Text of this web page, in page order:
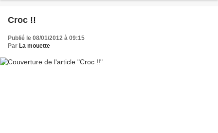
Croc !!
Publié le 08/01/2012 à 09:15
Par La mouette